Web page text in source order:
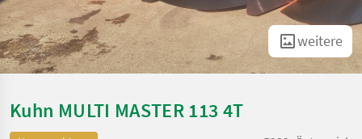
weitere
Kuhn MULTI MASTER 113 4T